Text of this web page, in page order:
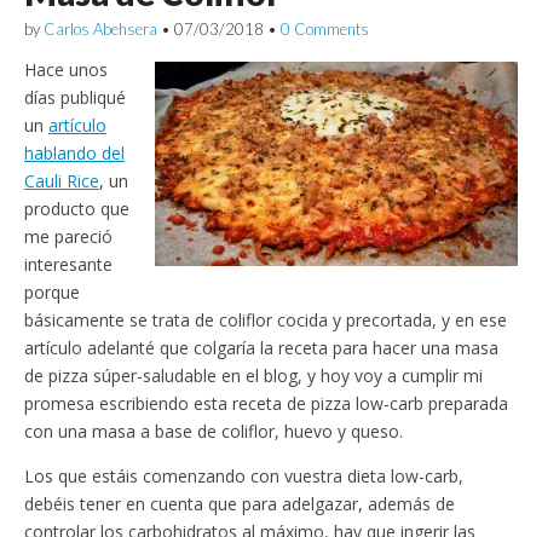
by Carlos Abehsera • 07/03/2018 • 0 Comments
Hace unos
días publiqué
un artículo
hablando del
Cauli Rice, un
producto que
me pareció
interesante
porque
básicamente se trata de coliflor cocida y precortada, y en ese
artículo adelanté que colgaría la receta para hacer una masa
de pizza súper-saludable en el blog, y hoy voy a cumplir mi
promesa escribiendo esta receta de pizza low-carb preparada
con una masa a base de coliflor, huevo y queso.
Los que estáis comenzando con vuestra dieta low-carb,
debéis tener en cuenta que para adelgazar, además de
controlar los carbohidratos al máximo, hay que ingerir las